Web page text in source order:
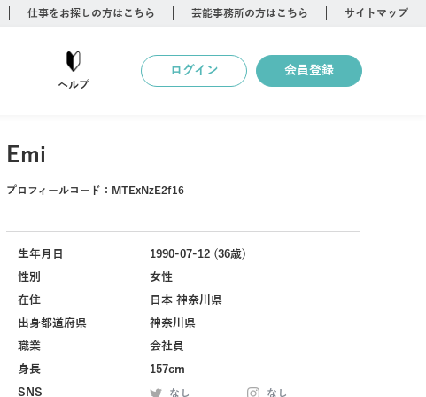
仕事をお探しの方はこちら 芸能事務所の方はこちら サイトマップ
ヘルプ
ログイン 会員登録
Emi
プロフィールコード： MTExNzE2f16
生年月日
1990-07-12 (36歳)
性別
女性
在住
日本 神奈川県
出身都道府県
神奈川県
職業
会社員
身長
157cm
SNS
なし なし